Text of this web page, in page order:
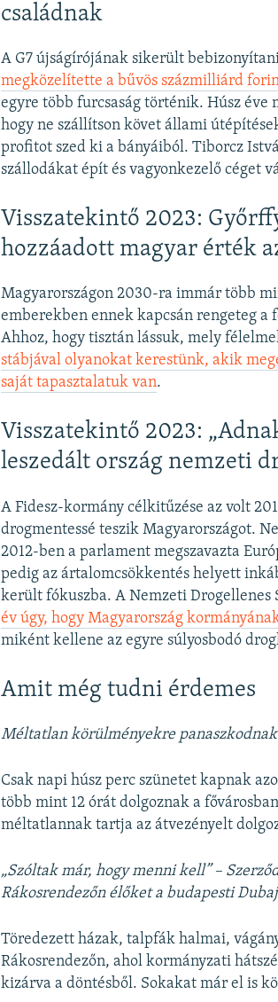
családnak
A G7 újságírójának sikerült
megközelítette a bűvös százmilliárd
egyre több furcsaság történik. Húsz éve
hogy ne szállítson követ állami
profitot szed ki a bányáiból. Tiborcz
szállodákat épít és vagyonkezelő céget
Visszatekintő 2023:
hozzáadott magyar érték
Magyarországon 2030-ra immár több
emberekben ennek kapcsán rengeteg a
Ahhoz, hogy tisztán lássuk, mely
stábjával olyanokat kerestünk, akik
saját tapasztalatuk van.
Visszatekintő 2023:
leszedált ország nemzeti
A Fidesz-kormány célkitűzése az volt
drogmentessé teszik Magyarországot.
2012-ben a parlament megszavazta
pedig az ártalomcsökkentés helyett
került fókuszba. A Nemzeti
év úgy, hogy Magyarország
miként kellene az egyre súlyosbodó
Amit még tudni érdemes
Méltatlan körülményekre
Csak napi húsz perc szünetet kapnak
több mint 12 órát dolgoznak a
méltatlannak tartja az átvezényelt
„Szóltak már, hogy menni kell” –
Rákosrendezőn élőket a budapesti
Töredezett házak, talpfák halmai,
Rákosrendezőn, ahol kormányzati
kizárva a döntésből. Sokakat már el is